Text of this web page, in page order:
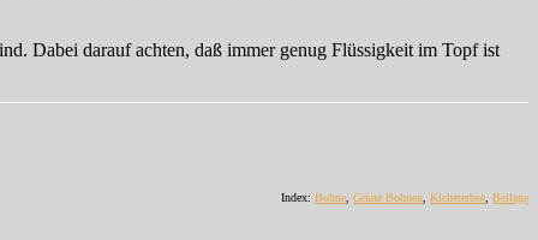
Dabei darauf achten, daß immer genug Flüssigkeit im Topf ist
Index: Bohne, Grüne Bohnen, Kichererbse, Beilage